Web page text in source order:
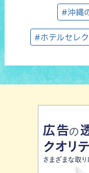
#沖縄
#ホテルセレ